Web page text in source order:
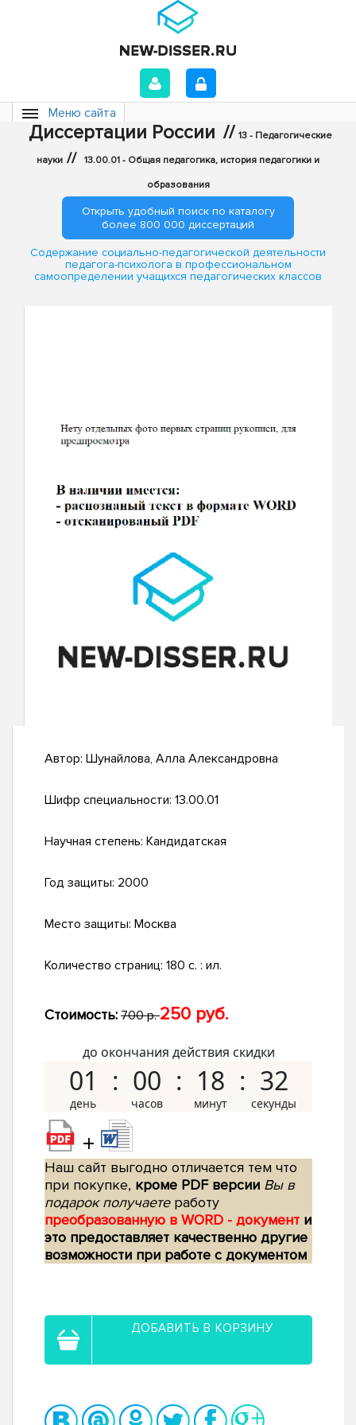
Меню сайта
Диссертации России // 13 - Педагогические
науки // 13.00.01 - Общая педагогика, история педагогики и
образования
Открыть удобный поиск по каталогу
более 800 000 диссертаций
Содержание социально-педагогической деятельности
педагога-психолога в профессиональном
самоопределении учащихся педагогических классов
Автор: Шунайлова, Алла Александровна
Шифр специальности: 13.00.01
Научная степень: Кандидатская
Год защиты: 2000
Место защиты: Москва
Количество страниц: 180 с. : ил.
Стоимость: 700 р.250 руб.
до окончания действия скидки
01 00 18 31
+
Наш сайт выгодно отличается тем что
при покупке, кроме PDF версии Вы в
подарок получаетеработу
преобразованную в WORD - документ и
это предоставляет качественно другие
возможности при работе с документом
ДОБАВИТЬ В КОРЗИНУ